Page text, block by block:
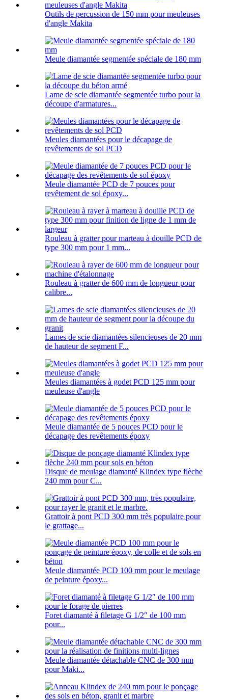
Outils de percussion de 150 mm pour meuleuses
d'angle Makita
Meule diamantée segmentée spéciale de 180 mm
Lame de scie diamantée segmentée turbo pour la
découpe d'armatures...
Meules diamantées pour le décapage de
revêtements de sol PCD
Meule diamantée PCD de 7 pouces pour
revêtement de sol époxy...
Rouleau à gratter pour marteau à douille PCD de
type 300 mm pour 1 mm...
Rouleau à gratter de 600 mm de longueur pour
calibre...
Lames de scie diamantées silencieuses de 20 mm
de hauteur de segment F...
Meules diamantées à godet PCD 125 mm pour
meuleuse d'angle
Meule diamantée de 5 pouces PCD pour le
décapage des revêtements époxy
Disque de meulage diamanté Klindex type flèche
240 mm pour C...
Grattoir à pont PCD 300 mm très populaire pour
le grattage...
Meule diamantée PCD 100 mm pour le meulage
de peinture époxy...
Foret diamanté à filetage G 1/2″ de 100 mm
pour...
Meule diamantée détachable CNC de 300 mm
pour Maki...